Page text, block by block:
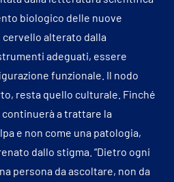
biologico delle nuove
alterato dalla
adeguati, essere
funzionale. Il nodo
resta quello culturale. Finché
a trattare la
e non come una patologia,
dallo stigma. “Dietro ogni
persona da ascoltare, non da